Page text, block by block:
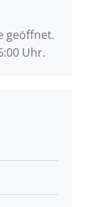
geöffnet.
Uhr.